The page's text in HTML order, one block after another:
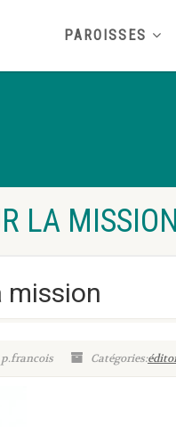
PAROISSES
LA MISSION
mission
p.francois Catégories: